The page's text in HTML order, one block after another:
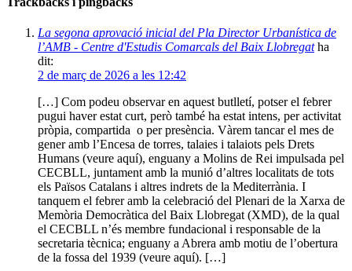
La segona aprovació inicial del Pla Director Urbanística de
l’AMB - Centre d'Estudis Comarcals del Baix Llobregat ha
dit:
2 de març de 2026 a les 12:42
[…] Com podeu observar en aquest butlletí, potser el febrer
pugui haver estat curt, però també ha estat intens, per activitat
pròpia, compartida o per presència. Vàrem tancar el mes de
gener amb l’Encesa de torres, talaies i talaiots pels Drets
Humans (veure aquí), enguany a Molins de Rei impulsada pel
CECBLL, juntament amb la munió d’altres localitats de tots
els Països Catalans i altres indrets de la Mediterrània. I
tanquem el febrer amb la celebració del Plenari de la Xarxa de
Memòria Democràtica del Baix Llobregat (XMD), de la qual
el CECBLL n’és membre fundacional i responsable de la
secretaria tècnica; enguany a Abrera amb motiu de l’obertura
de la fossa del 1939 (veure aquí). […]